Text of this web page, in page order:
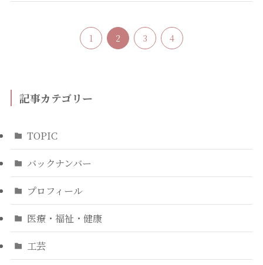
1 2 3 4
記事カテゴリー
TOPIC
バックナンバー
プロフィール
医療・福祉・健康
工芸